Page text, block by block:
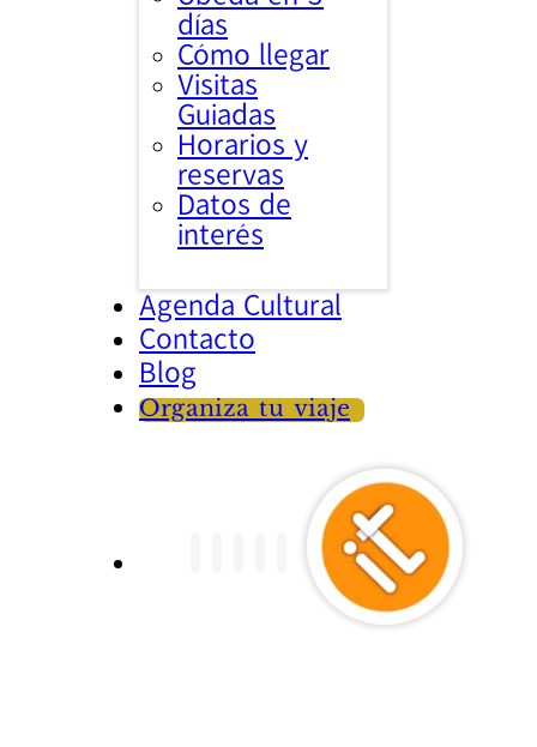
días
Cómo llegar
Visitas
Guiadas
Horarios y
reservas
Datos de
interés
Agenda Cultural
Contacto
Blog
Organiza tu viaje